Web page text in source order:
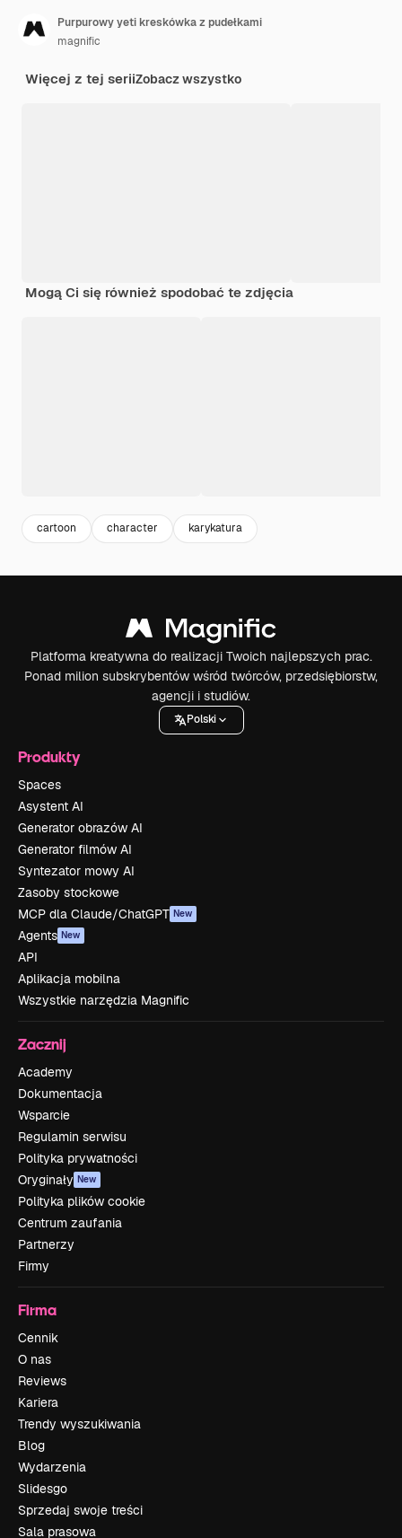
Purpurowy yeti kreskówka z pudełkami
magnific
Więcej z tej seriiZobacz wszystko
Mogą Ci się również spodobać te zdjęcia
cartoon character karykatura
Platforma kreatywna do realizacji Twoich najlepszych prac.
Ponad milion subskrybentów wśród twórców, przedsiębiorstw,
agencji i studiów.
Polski
Produkty
Spaces
Asystent AI
Generator obrazów AI
Generator filmów AI
Syntezator mowy AI
Zasoby stockowe
MCP dla Claude/ChatGPT New
Agents New
API
Aplikacja mobilna
Wszystkie narzędzia Magnific
Zacznij
Academy
Dokumentacja
Wsparcie
Regulamin serwisu
Polityka prywatności
Oryginały New
Polityka plików cookie
Centrum zaufania
Partnerzy
Firmy
Firma
Cennik
O nas
Reviews
Kariera
Trendy wyszukiwania
Blog
Wydarzenia
Slidesgo
Sprzedaj swoje treści
Sala prasowa